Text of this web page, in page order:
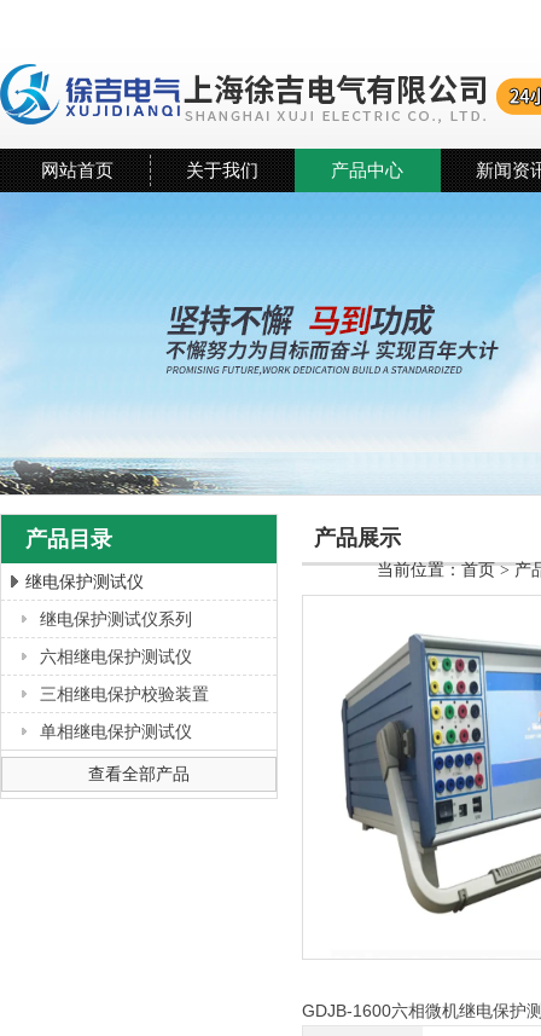
上海徐吉电气有限公司
网站首页 关于我们 产品中心 新闻资
产品目录
继电保护测试仪
继电保护测试仪系列
六相继电保护测试仪
三相继电保护校验装置
单相继电保护测试仪
查看全部产品
产品展示
当前位置：首页>产
GDJB-1600六相微机继电保护